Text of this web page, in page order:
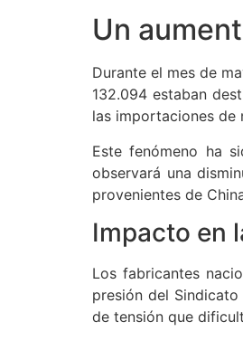
Un
Durante el mes de
132.094 estaban
las importaciones de
Este fenómeno ha
observará una
provenientes de
Impacto en
Los fabricantes
presión del
de tensión que